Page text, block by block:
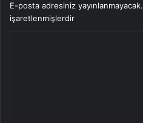
E-posta adresiniz yayınlanmayacak.
işaretlenmişlerdir